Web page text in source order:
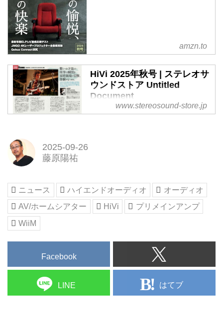
amzn.to
HiVi 2025年秋号 | ステレオサ
ウンドストア Untitled
Document
HiVi 2025年秋号 雑誌・書籍 ステ
www.stereosound-store.jp
2025-09-26
藤原陽祐
ニュース ハイエンドオーディオ
オーディオ
AV/ホームシアター
HiVi
プリメインアンプ
WiiM
Facebook
LINE はてブ